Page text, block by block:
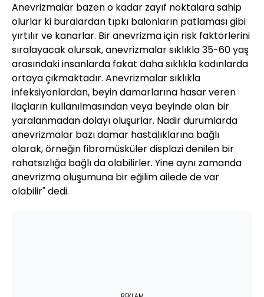
Anevrizmalar bazen o kadar zayıf noktalara sahip
olurlar ki buralardan tıpkı balonların patlaması gibi
yırtılır ve kanarlar. Bir anevrizma için risk faktörlerini
sıralayacak olursak, anevrizmalar sıklıkla 35-60 yaş
arasındaki insanlarda fakat daha sıklıkla kadınlarda
ortaya çıkmaktadır. Anevrizmalar sıklıkla
infeksiyonlardan, beyin damarlarına hasar veren
ilaçların kullanılmasından veya beyinde olan bir
yaralanmadan dolayı oluşurlar. Nadir durumlarda
anevrizmalar bazı damar hastalıklarına bağlı
olarak, örneğin fibromüsküler displazi denilen bir
rahatsızlığa bağlı da olabilirler. Yine aynı zamanda
anevrizma oluşumuna bir eğilim ailede de var
olabilir" dedi.